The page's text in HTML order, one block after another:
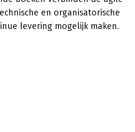
en organisatorische
levering mogelijk maken.